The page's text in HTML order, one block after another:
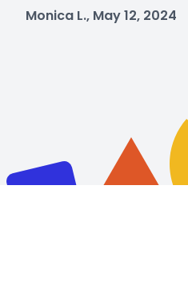
Monica L., May 12, 2024